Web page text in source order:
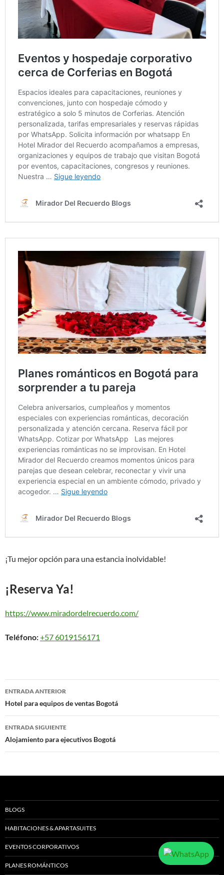
¡Tu mejor opción para una estancia inolvidable!
¡Reserva Ya!
https://www.miradordelrecuerdo.com/
Teléfono:+57 6019156171
Navegación
de
entradas
ENTRADA ANTERIOR
Hotel para equipos de ventas Bogotá
ENTRADA SIGUIENTE
Alojamiento para ejecutivos Bogotá
BLOGS
HABITACIONES & APARTASUITES
EVENTOS CORPORATIVOS
PLANES ROMÁNTICOS